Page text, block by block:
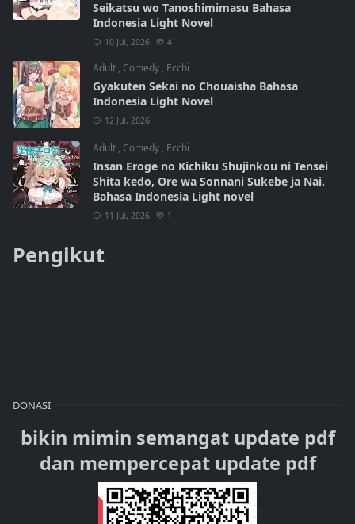
Seikatsu wo Tanoshimimasu Bahasa
Indonesia Light Novel
10 Jul, 2026 4
Adult , Comedy , Ecchi
Gyakuten Sekai no Chouaisha Bahasa
Indonesia Light Novel
12 Jul, 2026
Adult , Comedy , Ecchi
Insan Eroge no Kichiku Shujinkou ni Tensei
Shita kedo, Ore wa Sonnani Sukebe ja Nai.
Bahasa Indonesia Light novel
11 Jul, 2026 1
Pengikut
DONASI
bikin mimin semangat update pdf
dan mempercepat update pdf